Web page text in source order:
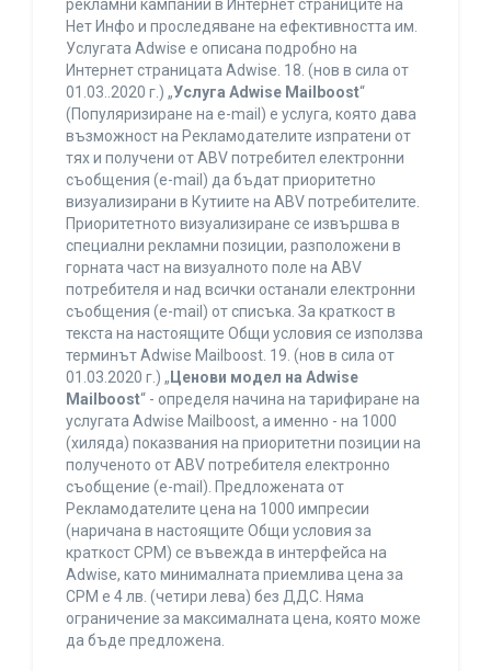
рекламни кампании в Интернет страниците на
Нет Инфо и проследяване на ефективността им.
Услугата Adwise е описана подробно на
Интернет страницата Adwise. 18. (нов в сила от
01.03..2020 г.) „Услуга Adwise Mailboost“
(Популяризиране на e-mail) е услуга, която дава
възможност на Рекламодателите изпратени от
тях и получени от ABV потребител електронни
съобщения (e-mail) да бъдат приоритетно
визуализирани в Кутиите на ABV потребителите.
Приоритетното визуализиране се извършва в
специални рекламни позиции, разположени в
горната част на визуалното поле на ABV
потребителя и над всички останали електронни
съобщения (e-mail) от списъка. За краткост в
текста на настоящите Общи условия се използва
терминът Adwise Mailboost. 19. (нов в сила от
01.03.2020 г.) „ Ценови модел на Adwise
Mailboost“ - определя начина на тарифиране на
услугата Adwise Mailboost, а именно - на 1000
(хиляда) показвания на приоритетни позиции на
полученото от ABV потребителя електронно
съобщение (e-mail). Предложената от
Рекламодателите цена на 1000 импресии
(наричана в настоящите Общи условия за
краткост CPM) се въвежда в интерфейса на
Adwise, като минималната приемлива цена за
CPM е 4 лв. (четири лева) без ДДС. Няма
ограничение за максималната цена, която може
да бъде предложена.